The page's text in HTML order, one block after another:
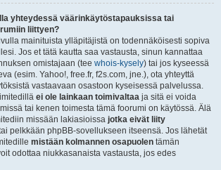
yhteydessä väärinkäytöstapauksissa tai
liittyen?
mainituista ylläpitäjistä on todennäköisesti sopiva
Jos et tätä kautta saa vastausta, sinun kannattaa
omistajaan (tee whois-kysely) tai jos kyseessä
(esim. Yahoo!, free.fr, f2s.com, jne.), ota yhteyttä
vastaavaan osastoon kyseisessä palvelussa.
ei ole lainkaan toimivaltaa ja sitä ei voida
tai kenen toimesta tämä foorumi on käytössä. Älä
missään lakiasioissa jotka eivät liity
pelkkään phpBB-sovellukseen itseensä. Jos lähetät
mistään kolmannen osapuolen tämän
odottaa niukkasanaista vastausta, jos edes